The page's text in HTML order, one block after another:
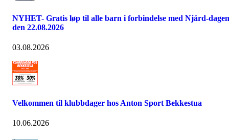
NYHET- Gratis løp til alle barn i forbindelse med Njård-dagen
den 22.08.2026
03.08.2026
Velkommen til klubbdager hos Anton Sport Bekkestua
10.06.2026